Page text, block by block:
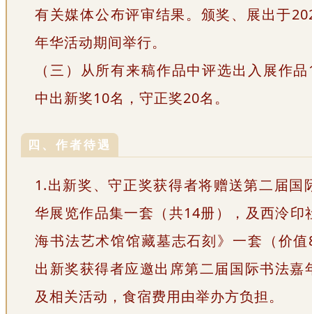
有关媒体公布评审结果。颁奖、展出于
年华活动期间举行。
（三）从所有来稿作品中评选出入展作
中出新奖10名，守正奖20名。
四、作者待遇
1.出新奖、守正奖获得者将赠送第二届国
华展览作品集一套（共14册），及西泠印
海书法艺术馆馆藏墓志石刻》一套（价
出新奖获得者应邀出席第二届国际书法嘉
及相关活动，食宿费用由举办方负担。